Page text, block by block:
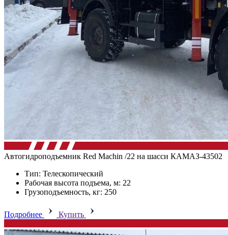
Автогидроподъемник Red Machin /22 на шасси КАМАЗ-43502
Тип: Телескопический
Рабочая высота подъема, м: 22
Грузоподъемность, кг: 250
Подробнее Купить